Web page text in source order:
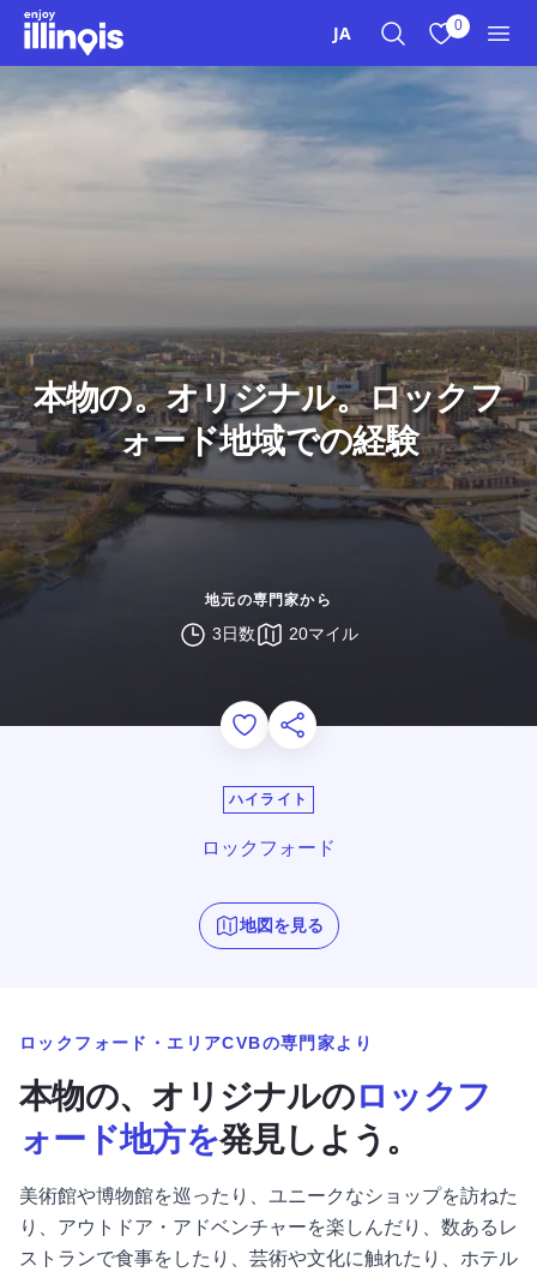
本文へスキップ
JA 0
本物の。オリジナル。ロックフ
ォード地域での経験
地元の専門家から
3日数 20マイル
Add to Favorites
このページを共有する
ハイライト
ロックフォード
地図を見る
ロックフォード・エリアCVBの専門家より
本物の、オリジナルのロックフ
ォード地方を発見しよう。
美術館や博物館を巡ったり、ユニークなショップを訪ねた
り、アウトドア・アドベンチャーを楽しんだり、数あるレ
ストランで食事をしたり、芸術や文化に触れたり、ホテル